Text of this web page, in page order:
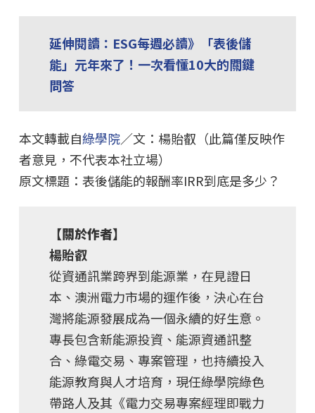
延伸閱讀：ESG每週必讀》「表後儲
能」元年來了！一次看懂10大的關鍵
問答
本文轉載自綠學院／文：楊貽叡（此篇僅反映作
者意見，不代表本社立場）
原文標題：表後儲能的報酬率IRR到底是多少？
【關於作者】
楊貽叡
從資通訊業跨界到能源業，在見證日
本、澳洲電力市場的運作後，決心在台
灣將能源發展成為一個永續的好生意。
專長包含新能源投資、能源資通訊整
合、綠電交易、專案管理，也持續投入
能源教育與人才培育，現任綠學院綠色
帶路人及其《電力交易專案經理即戰力